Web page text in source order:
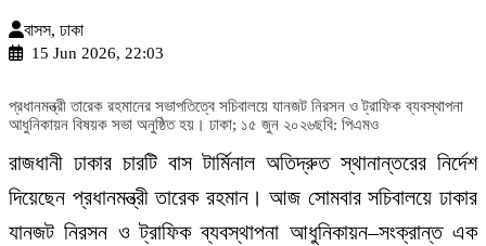
বাসস, ঢাকা
15 Jun 2026, 22:03
প্রধানমন্ত্রী তারেক রহমানের সভাপতিত্বে সচিবালয়ে যানজট নিরসন ও ট্রাফিক ব্যবস্থাপনা
আধুনিকায়ন বিষয়ক সভা অনুষ্ঠিত হয়। ঢাকা; ১৫ জুন ২০২৬ছবি: পিএমও
রাজধানী ঢাকার চারটি বাস টার্মিনাল অতিদ্রুত স্থানান্তরের নির্দেশ
দিয়েছেন প্রধানমন্ত্রী তারেক রহমান। আজ সোমবার সচিবালয়ে ঢাকার
যানজট নিরসন ও ট্রাফিক ব্যবস্থাপনা আধুনিকায়ন–সংক্রান্ত এক